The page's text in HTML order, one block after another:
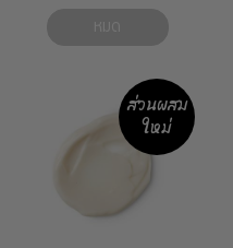
ส่วนผสม
ใหม่